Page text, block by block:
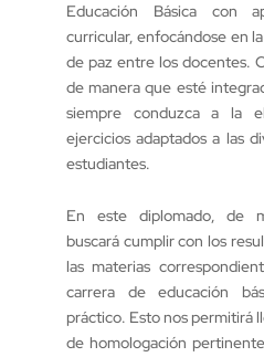
Educación Básica con
curricular, enfocándose en
de paz entre los docentes.
de manera que esté
siempre conduzca a la
ejercicios adaptados a las
estudiantes.
En este diplomado, de
buscará cumplir con los
las materias
carrera de educación
práctico. Esto nos permitirá
de homologación